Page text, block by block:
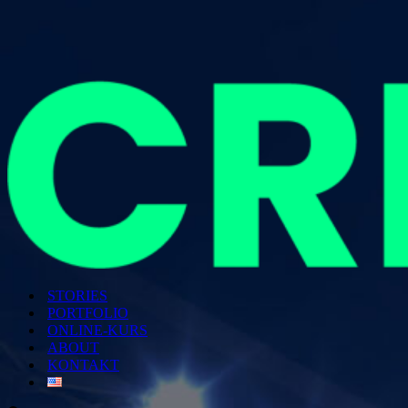
STORIES
PORTFOLIO
ONLINE-KURS
ABOUT
KONTAKT